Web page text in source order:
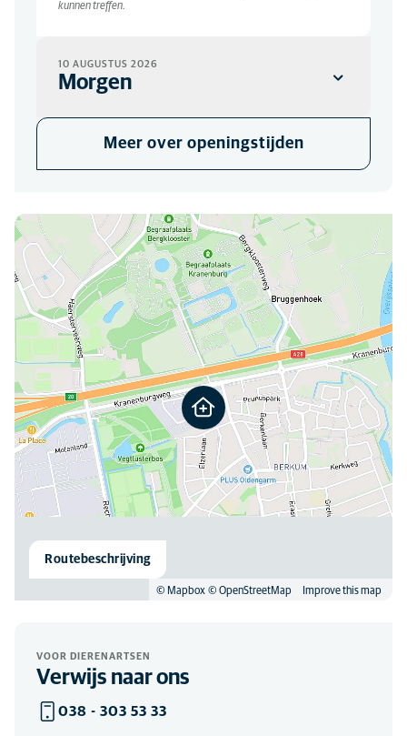
kunnen treffen.
10 AUGUSTUS 2026
Morgen
09:00-12:00
13:00-17:00
Bel altijd voordat u komt zodat we de nodige voorbereidingen
kunnen treffen.
Meer over openingstijden
U kunt ons hier vinden
© Mapbox © OpenStreetMap Improve this map
Routebeschrijving
VOOR DIERENARTSEN
Verwijs naar ons
038 - 303 53 33